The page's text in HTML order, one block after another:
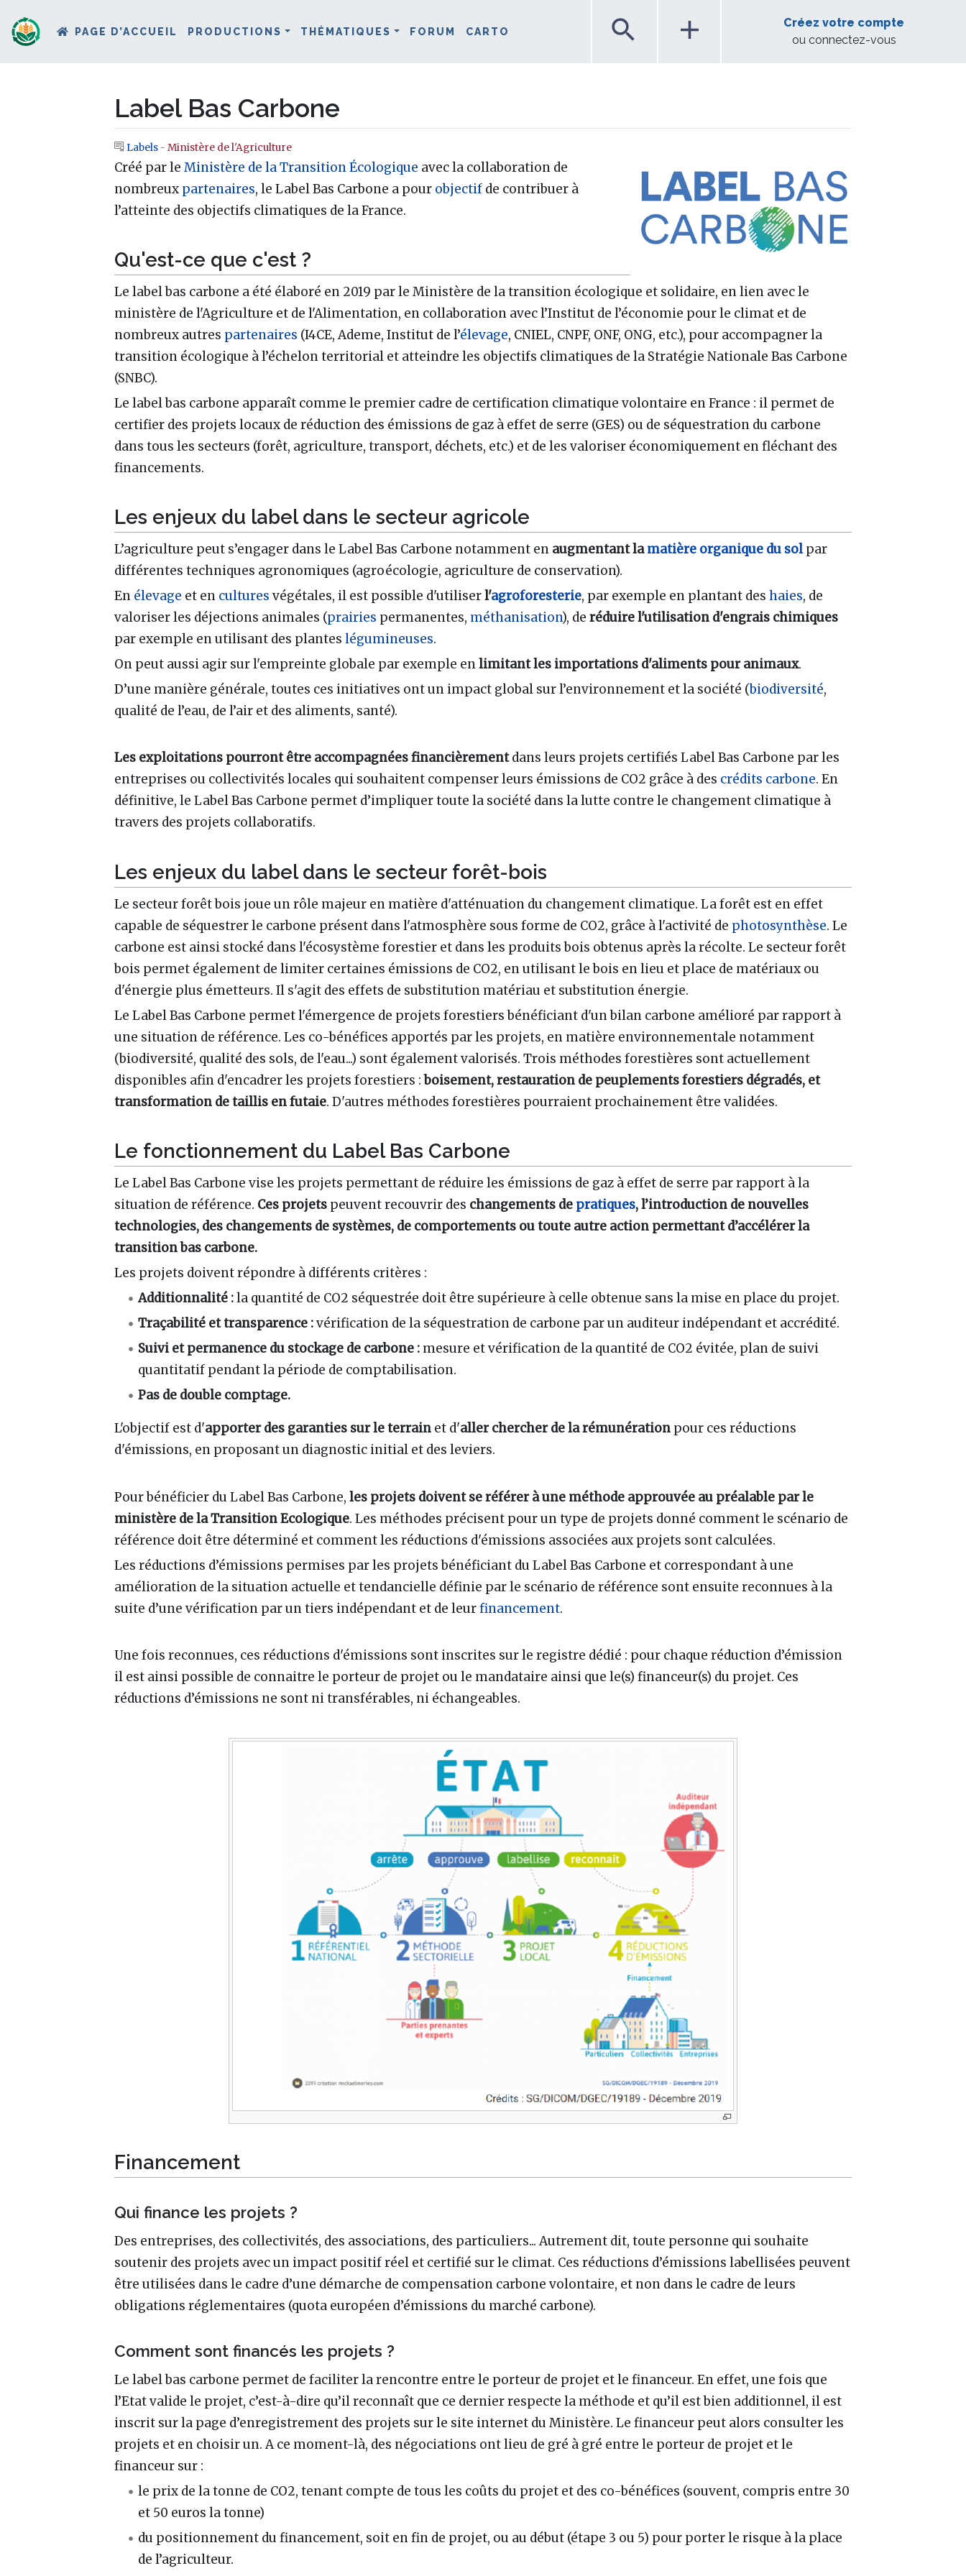
PAGE D’ACCUEIL PRODUCTIONS THÉMATIQUES FORUM CARTO search add
Créez votre compte
ou connectez-vous
Label Bas Carbone
Aller à :navigation,rechercher
Labels - Ministère de l'Agriculture
Créé par le Ministère de la Transition Écologique avec la collaboration de
nombreux partenaires, le Label Bas Carbone a pour objectif de contribuer à
l’atteinte des objectifs climatiques de la France.
Qu'est-ce que c'est ?
Le label bas carbone a été élaboré en 2019 par le Ministère de la transition écologique et solidaire, en lien avec le
ministère de l'Agriculture et de l'Alimentation, en collaboration avec l’Institut de l’économie pour le climat et de
nombreux autres partenaires (I4CE, Ademe, Institut de l’élevage, CNIEL, CNPF, ONF, ONG, etc.), pour accompagner la
transition écologique à l’échelon territorial et atteindre les objectifs climatiques de la Stratégie Nationale Bas Carbone
(SNBC).
Le label bas carbone apparaît comme le premier cadre de certification climatique volontaire en France : il permet de
certifier des projets locaux de réduction des émissions de gaz à effet de serre (GES) ou de séquestration du carbone
dans tous les secteurs (forêt, agriculture, transport, déchets, etc.) et de les valoriser économiquement en fléchant des
financements.
Les enjeux du label dans le secteur agricole
L’agriculture peut s’engager dans le Label Bas Carbone notamment en augmentant lamatière organique du solpar
différentes techniques agronomiques (agroécologie, agriculture de conservation).
En élevage et en cultures végétales, il est possible d'utiliserl'agroforesterie, par exemple en plantant des haies, de
valoriser les déjections animales (prairies permanentes, méthanisation), de réduire l'utilisation d'engrais chimiques
par exemple en utilisant des plantes légumineuses.
On peut aussi agir sur l'empreinte globale par exemple enlimitant les importations d'aliments pour animaux.
D’une manière générale, toutes ces initiatives ont un impact global sur l’environnement et la société (biodiversité,
qualité de l’eau, de l’air et des aliments, santé).
Les exploitations pourront être accompagnées financièrementdans leurs projets certifiés Label Bas Carbone par les
entreprises ou collectivités locales qui souhaitent compenser leurs émissions de CO2 grâce à des crédits carbone. En
définitive, le Label Bas Carbone permet d’impliquer toute la société dans la lutte contre le changement climatique à
travers des projets collaboratifs.
Les enjeux du label dans le secteur forêt-bois
Le secteur forêt bois joue un rôle majeur en matière d'atténuation du changement climatique. La forêt est en effet
capable de séquestrer le carbone présent dans l'atmosphère sous forme de CO2, grâce à l'activité de photosynthèse. Le
carbone est ainsi stocké dans l'écosystème forestier et dans les produits bois obtenus après la récolte. Le secteur forêt
bois permet également de limiter certaines émissions de CO2, en utilisant le bois en lieu et place de matériaux ou
d'énergie plus émetteurs. Il s'agit des effets de substitution matériau et substitution énergie.
Le Label Bas Carbone permet l'émergence de projets forestiers bénéficiant d'un bilan carbone amélioré par rapport à
une situation de référence. Les co-bénéfices apportés par les projets, en matière environnementale notamment
(biodiversité, qualité des sols, de l'eau...) sont également valorisés. Trois méthodes forestières sont actuellement
disponibles afin d'encadrer les projets forestiers :boisement, restauration de peuplements forestiers dégradés, et
transformation de taillis en futaie. D'autres méthodes forestières pourraient prochainement être validées.
Le fonctionnement du Label Bas Carbone
Le Label Bas Carbone vise les projets permettant de réduire les émissions de gaz à effet de serre par rapport à la
situation de référence. Ces projets peuvent recouvrir des changements de pratiques, l’introduction de nouvelles
technologies, des changements de systèmes, de comportements ou toute autre action permettant d’accélérer la
transition bas carbone.
Les projets doivent répondre à différents critères :
Additionnalité :la quantité de CO2 séquestrée doit être supérieure à celle obtenue sans la mise en place du projet.
Traçabilité et transparence :vérification de la séquestration de carbone par un auditeur indépendant et accrédité.
Suivi et permanence du stockage de carbone : mesure et vérification de la quantité de CO2 évitée, plan de suivi
quantitatif pendant la période de comptabilisation.
Pas de double comptage.
L'objectif est d'apporter des garanties sur le terrain et d'aller chercher de la rémunération pour ces réductions
d'émissions, en proposant un diagnostic initial et des leviers.
Pour bénéficier du Label Bas Carbone, les projets doivent se référer à une méthode approuvée au préalable par le
ministère de la Transition Ecologique. Les méthodes précisent pour un type de projets donné comment le scénario de
référence doit être déterminé et comment les réductions d'émissions associées aux projets sont calculées.
Les réductions d’émissions permises par les projets bénéficiant du Label Bas Carbone et correspondant à une
amélioration de la situation actuelle et tendancielle définie par le scénario de référence sont ensuite reconnues à la
suite d’une vérification par un tiers indépendant et de leurfinancement.
Une fois reconnues, ces réductions d'émissions sont inscrites sur le registre dédié : pour chaque réduction d’émission
il est ainsi possible de connaitre le porteur de projet ou le mandataire ainsi que le(s) financeur(s) du projet. Ces
réductions d’émissions ne sont ni transférables, ni échangeables.
Financement
Qui finance les projets ?
Des entreprises, des collectivités, des associations, des particuliers... Autrement dit, toute personne qui souhaite
soutenir des projets avec un impact positif réel et certifié sur le climat. Ces réductions d’émissions labellisées peuvent
être utilisées dans le cadre d’une démarche de compensation carbone volontaire, et non dans le cadre de leurs
obligations réglementaires (quota européen d’émissions du marché carbone).
Comment sont financés les projets ?
Le label bas carbone permet de faciliter la rencontre entre le porteur de projet et le financeur. En effet, une fois que
l’Etat valide le projet, c’est-à-dire qu’il reconnaît que ce dernier respecte la méthode et qu’il est bien additionnel, il est
inscrit sur la page d’enregistrement des projets sur le site internet du Ministère. Le financeur peut alors consulter les
projets et en choisir un. A ce moment-là, des négociations ont lieu de gré à gré entre le porteur de projet et le
financeur sur :
le prix de la tonne de CO2, tenant compte de tous les coûts du projet et des co-bénéfices (souvent, compris entre 30
et 50 euros la tonne)
du positionnement du financement, soit en fin de projet, ou au début (étape 3 ou 5) pour porter le risque à la place
de l’agriculteur.